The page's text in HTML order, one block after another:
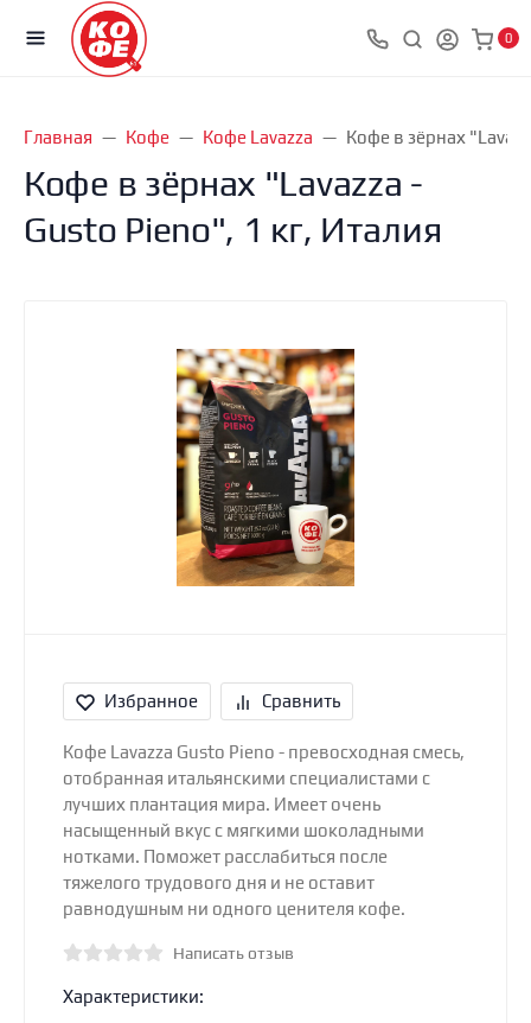
0
Главная Кофе Кофе Lavazza Кофе в зёрнах
Кофе в зёрнах "Lavazza -
Gusto Pieno", 1 кг, Италия
Избранное Сравнить
Кофе Lavazza Gusto Pieno - превосходная смесь,
отобранная итальянскими специалистами с
лучших плантация мира. Имеет очень
насыщенный вкус с мягкими шоколадными
нотками. Поможет расслабиться после
тяжелого трудового дня и не оставит
равнодушным ни одного ценителя кофе.
Написать отзыв
Характеристики: